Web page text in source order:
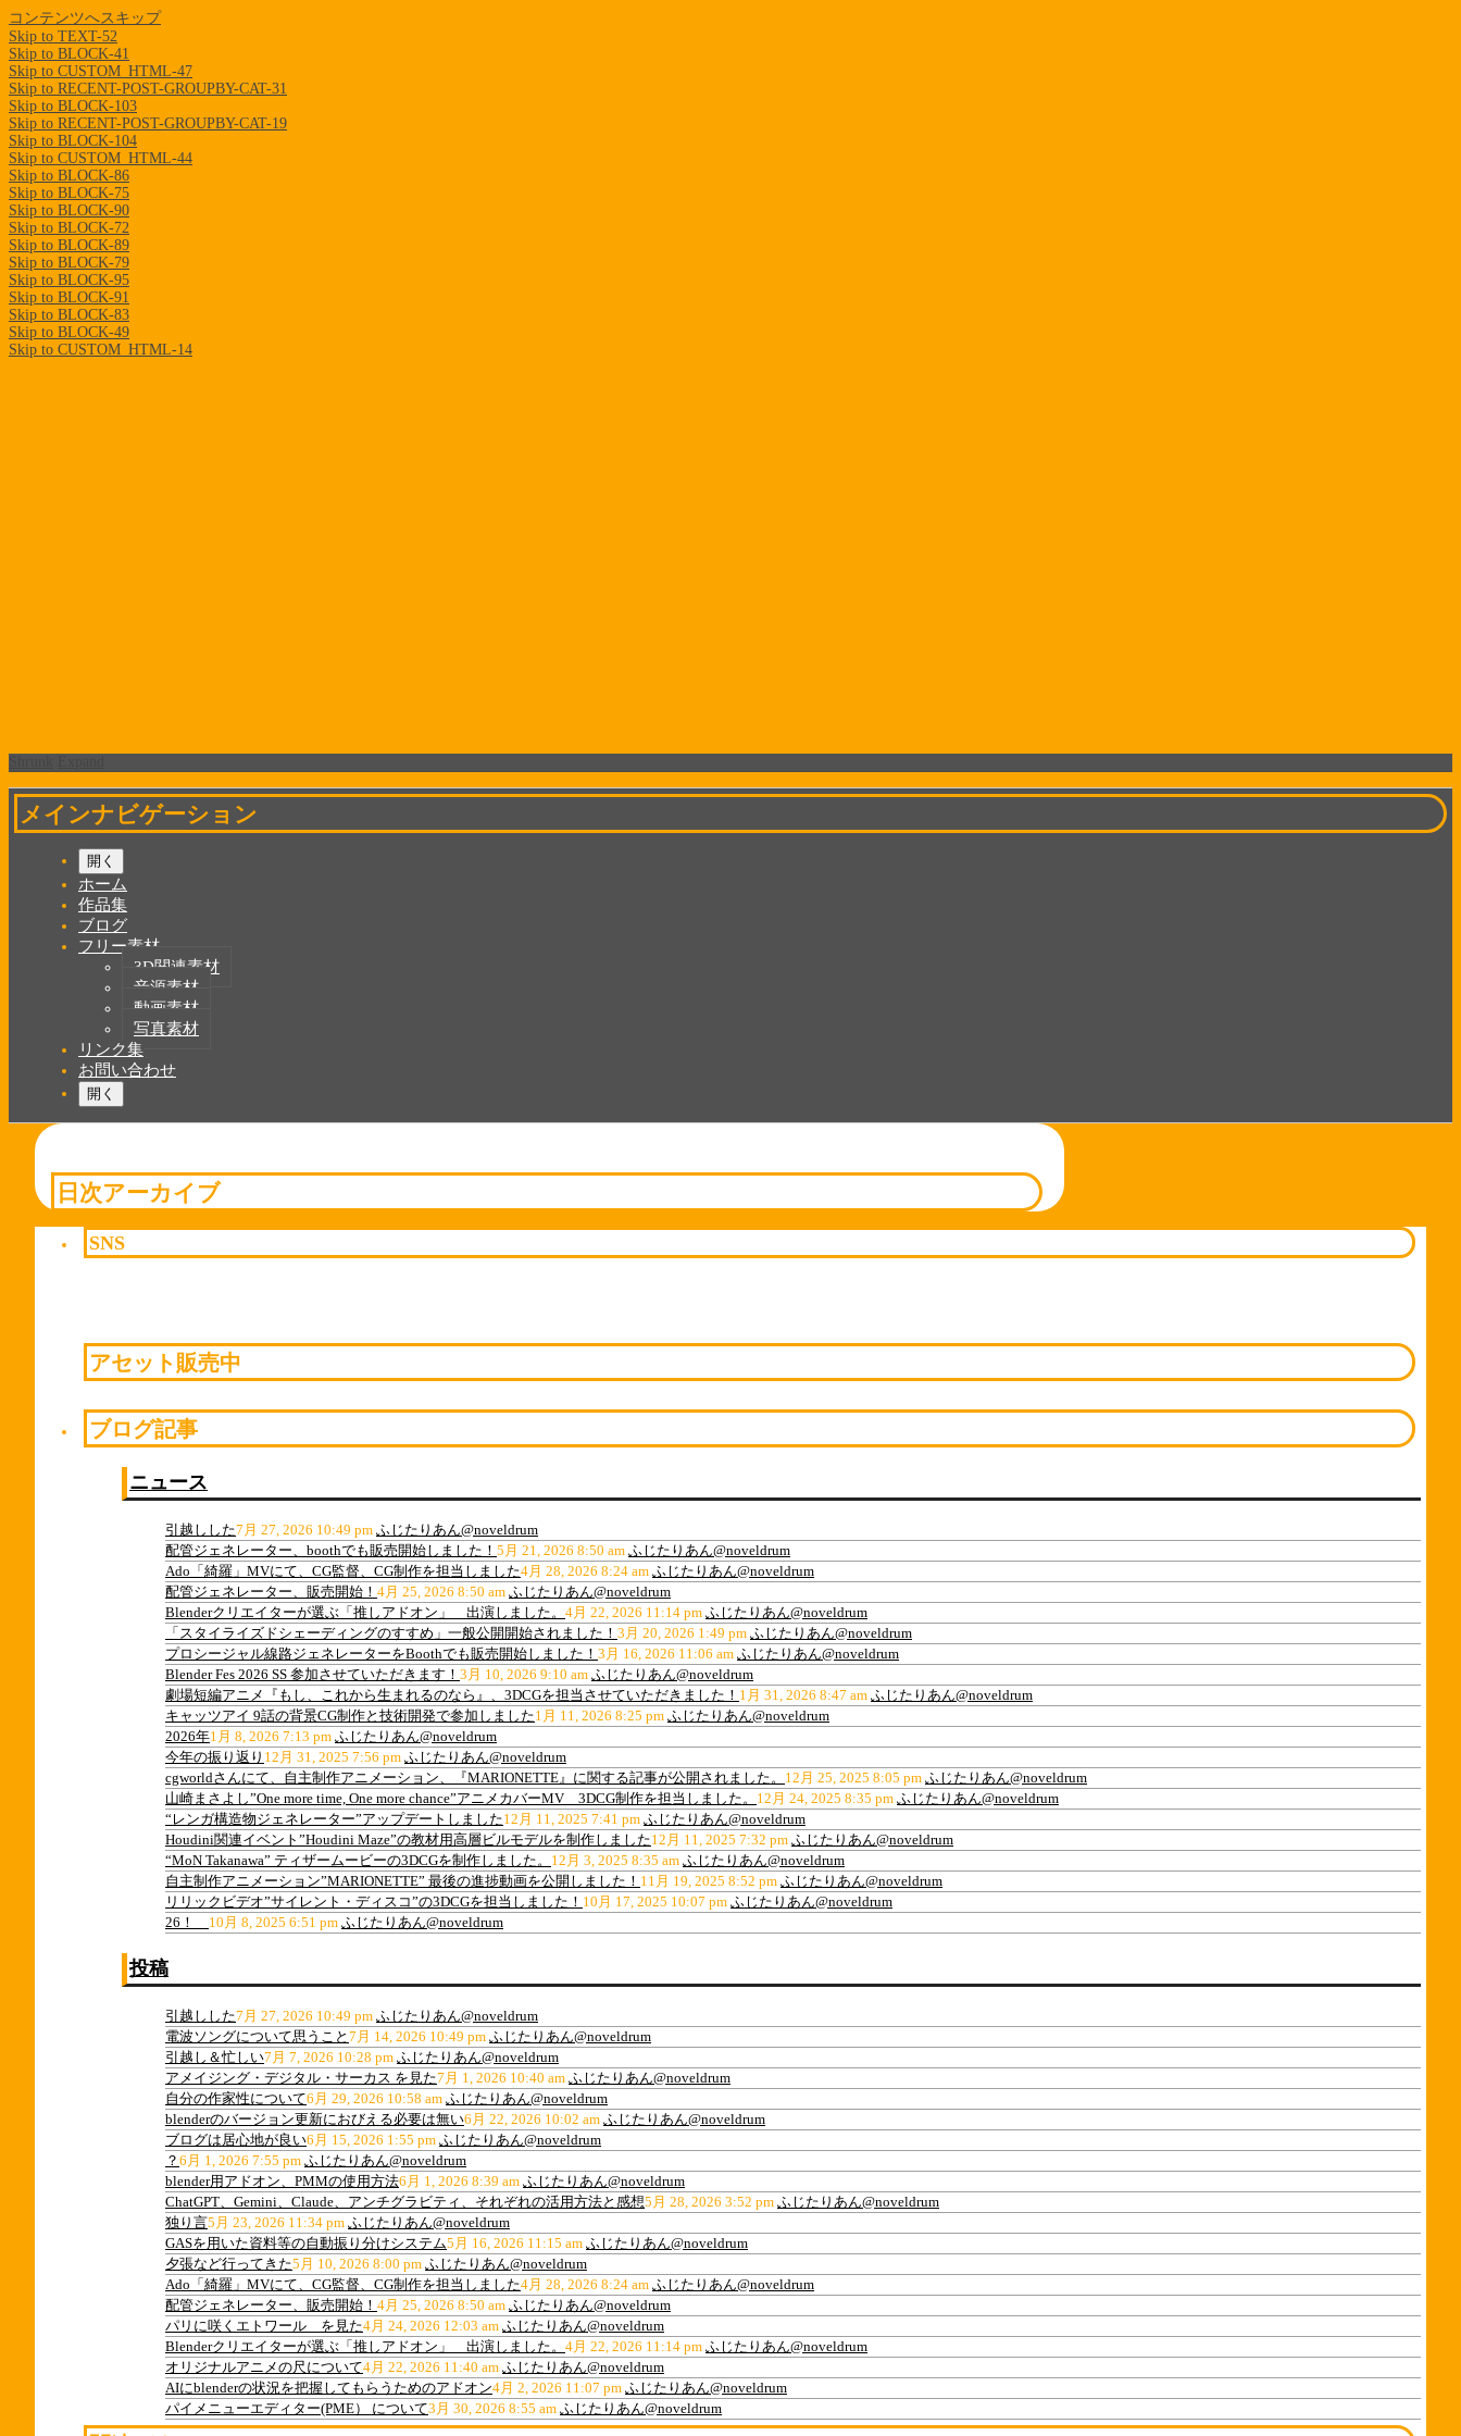
コンテンツへスキップ
Skip to TEXT-52
Skip to BLOCK-41
Skip to CUSTOM_HTML-47
Skip to RECENT-POST-GROUPBY-CAT-31
Skip to BLOCK-103
Skip to RECENT-POST-GROUPBY-CAT-19
Skip to BLOCK-104
Skip to CUSTOM_HTML-44
Skip to BLOCK-86
Skip to BLOCK-75
Skip to BLOCK-90
Skip to BLOCK-72
Skip to BLOCK-89
Skip to BLOCK-79
Skip to BLOCK-95
Skip to BLOCK-91
Skip to BLOCK-83
Skip to BLOCK-49
Skip to CUSTOM_HTML-14
メインナビゲーション
開く
ホーム
作品集
ブログ
フリー素材
3D関連素材
音源素材
動画素材
写真素材
リンク集
お問い合わせ
開く
日次アーカイブ
SNS
アセット販売中
ブログ記事
ニュース
引越しした7月 27, 2026 10:49 pm ふじたりあん@noveldrum
配管ジェネレーター、boothでも販売開始しました！ 5月 21, 2026 8:50 am ふじたりあん@noveldrum
Ado「綺羅」MVにて、CG監督、CG制作を担当しました4月 28, 2026 8:24 am ふじたりあん@noveldrum
配管ジェネレーター、販売開始！ 4月 25, 2026 8:50 am ふじたりあん@noveldrum
Blenderクリエイターが選ぶ「推しアドオン」 出演しました。 4月 22, 2026 11:14 pm ふじたりあん@noveldrum
「スタイライズドシェーディングのすすめ」一般公開開始されました！ 3月 20, 2026 1:49 pm ふじたりあん@noveldrum
プロシージャル線路ジェネレーターをBoothでも販売開始しました！ 3月 16, 2026 11:06 am ふじたりあん@noveldrum
Blender Fes 2026 SS 参加させていただきます！ 3月 10, 2026 9:10 am ふじたりあん@noveldrum
劇場短編アニメ『もし、これから生まれるのなら』、3DCGを担当させていただきました！ 1月 31, 2026 8:47 am ふじたりあん@noveldrum
キャッツアイ 9話の背景CG制作と技術開発で参加しました1月 11, 2026 8:25 pm ふじたりあん@noveldrum
2026年1月 8, 2026 7:13 pm ふじたりあん@noveldrum
今年の振り返り 12月 31, 2025 7:56 pm ふじたりあん@noveldrum
cgworldさんにて、自主制作アニメーション、『MARIONETTE』に関する記事が公開されました。 12月 25, 2025 8:05 pm ふじたりあん@noveldrum
山崎まさよし”One more time, One more chance”アニメカバーMV 3DCG制作を担当しました。 12月 24, 2025 8:35 pm ふじたりあん@noveldrum
“レンガ構造物ジェネレーター”アップデートしました12月 11, 2025 7:41 pm ふじたりあん@noveldrum
Houdini関連イベント”Houdini Maze”の教材用高層ビルモデルを制作しました12月 11, 2025 7:32 pm ふじたりあん@noveldrum
“MoN Takanawa” ティザームービーの3DCGを制作しました。 12月 3, 2025 8:35 am ふじたりあん@noveldrum
自主制作アニメーション”MARIONETTE” 最後の進捗動画を公開しました！ 11月 19, 2025 8:52 pm ふじたりあん@noveldrum
リリックビデオ”サイレント・ディスコ”の3DCGを担当しました！ 10月 17, 2025 10:07 pm ふじたりあん@noveldrum
26！ 10月 8, 2025 6:51 pm ふじたりあん@noveldrum
投稿
引越しした7月 27, 2026 10:49 pm ふじたりあん@noveldrum
電波ソングについて思うこと 7月 14, 2026 10:49 pm ふじたりあん@noveldrum
引越し＆忙しい7月 7, 2026 10:28 pm ふじたりあん@noveldrum
アメイジング・デジタル・サーカス を見た7月 1, 2026 10:40 am ふじたりあん@noveldrum
自分の作家性について6月 29, 2026 10:58 am ふじたりあん@noveldrum
blenderのバージョン更新におびえる必要は無い6月 22, 2026 10:02 am ふじたりあん@noveldrum
ブログは居心地が良い6月 15, 2026 1:55 pm ふじたりあん@noveldrum
？ 6月 1, 2026 7:55 pm ふじたりあん@noveldrum
blender用アドオン、PMMの使用方法6月 1, 2026 8:39 am ふじたりあん@noveldrum
ChatGPT、Gemini、Claude、アンチグラビティ、それぞれの活用方法と感想5月 28, 2026 3:52 pm ふじたりあん@noveldrum
独り言5月 23, 2026 11:34 pm ふじたりあん@noveldrum
GASを用いた資料等の自動振り分けシステム5月 16, 2026 11:15 am ふじたりあん@noveldrum
夕張など行ってきた5月 10, 2026 8:00 pm ふじたりあん@noveldrum
Ado「綺羅」MVにて、CG監督、CG制作を担当しました4月 28, 2026 8:24 am ふじたりあん@noveldrum
配管ジェネレーター、販売開始！ 4月 25, 2026 8:50 am ふじたりあん@noveldrum
パリに咲くエトワール を見た4月 24, 2026 12:03 am ふじたりあん@noveldrum
Blenderクリエイターが選ぶ「推しアドオン」 出演しました。 4月 22, 2026 11:14 pm ふじたりあん@noveldrum
オリジナルアニメの尺について4月 22, 2026 11:40 am ふじたりあん@noveldrum
AIにblenderの状況を把握してもらうためのアドオン4月 2, 2026 11:07 pm ふじたりあん@noveldrum
パイメニューエディター(PME） について3月 30, 2026 8:55 am ふじたりあん@noveldrum